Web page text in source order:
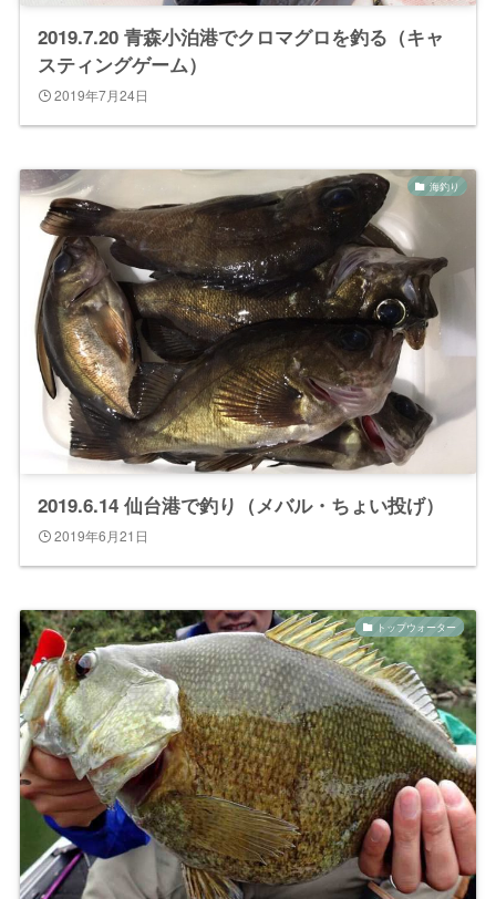
2019.7.20 青森小泊港でクロマグロを釣る（キャ
スティングゲーム）
2019年7月24日
海釣り
2019.6.14 仙台港で釣り（メバル・ちょい投げ）
2019年6月21日
トップウォーター